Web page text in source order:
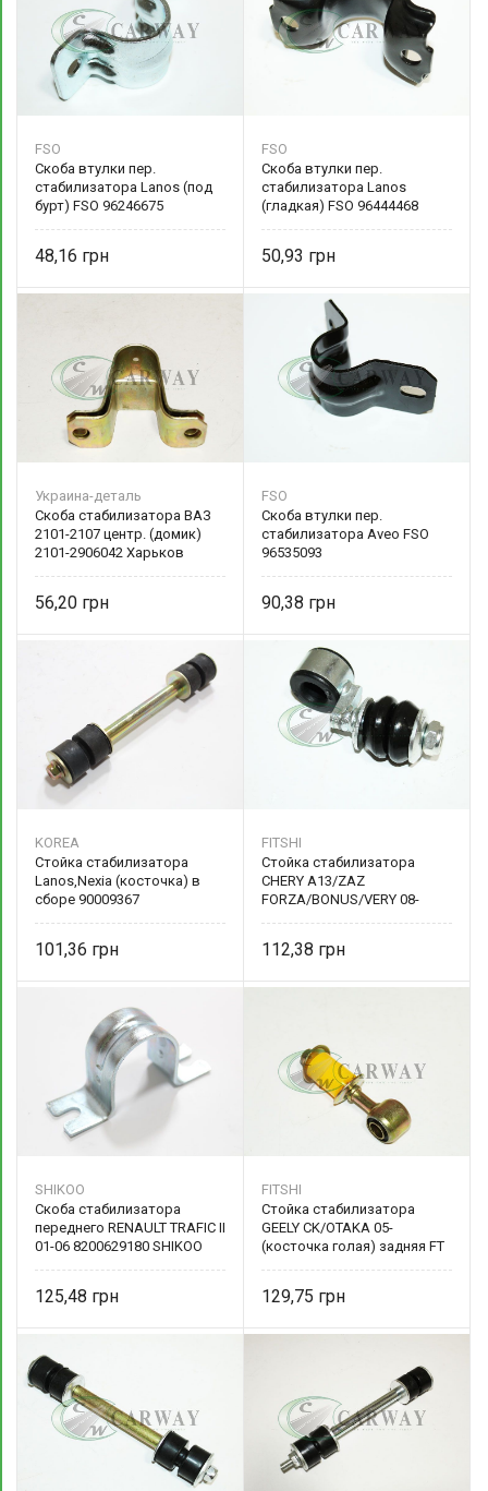
FSO
Скоба втулки пер.
стабилизатора Lanos (под
бурт) FSO 96246675
48,16
FSO
Скоба втулки пер.
стабилизатора Lanos
(гладкая) FSO 96444468
50,93
Украина-деталь
Скоба стабилизатора ВАЗ
2101-2107 центр. (домик)
2101-2906042 Харьков
56,20
FSO
Скоба втулки пер.
стабилизатора Aveo FSO
96535093
90,38
KOREA
Стойка стабилизатора
Lanos,Nexia (косточка) в
сборе 90009367
101,36
FITSHI
Стойка стабилизатора
CHERY A13/ZAZ
FORZA/BONUS/VERY 08-
112,38
SHIKOO
Скоба стабилизатора
переднего RENAULT TRAFIC II
01-06 8200629180 SHIKOO
125,48
FITSHI
Стойка стабилизатора
GEELY CK/OTAKA 05-
(косточка голая) задняя FT
129,75